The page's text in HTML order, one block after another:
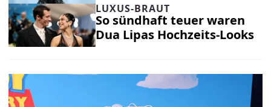
LUXUS-BRAUT
So sündhaft teuer waren
Dua Lipas Hochzeits-Looks